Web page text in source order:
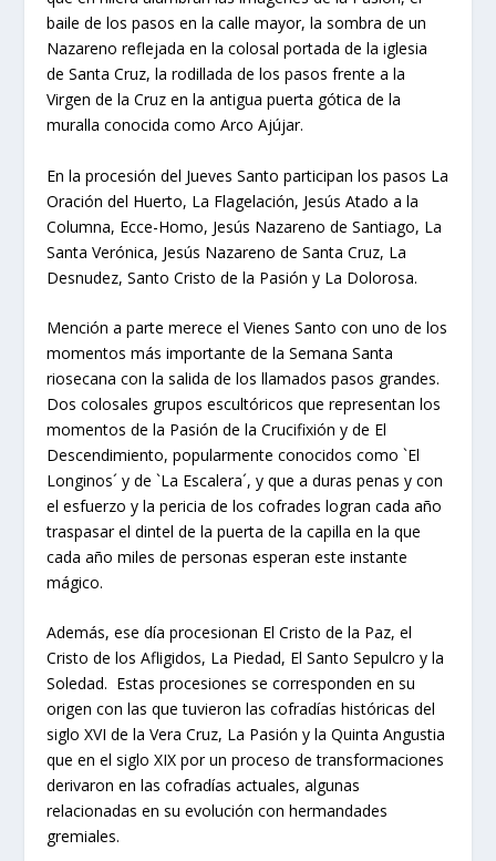
baile de los pasos en la calle mayor, la sombra de un
Nazareno reflejada en la colosal portada de la iglesia
de Santa Cruz, la rodillada de los pasos frente a la
Virgen de la Cruz en la antigua puerta gótica de la
muralla conocida como Arco Ajújar.
En la procesión del Jueves Santo participan los pasos La
Oración del Huerto, La Flagelación, Jesús Atado a la
Columna, Ecce-Homo, Jesús Nazareno de Santiago, La
Santa Verónica, Jesús Nazareno de Santa Cruz, La
Desnudez, Santo Cristo de la Pasión y La Dolorosa.
Mención a parte merece el Vienes Santo con uno de los
momentos más importante de la Semana Santa
riosecana con la salida de los llamados pasos grandes.
Dos colosales grupos escultóricos que representan los
momentos de la Pasión de la Crucifixión y de El
Descendimiento, popularmente conocidos como `El
Longinos´ y de `La Escalera´, y que a duras penas y con
el esfuerzo y la pericia de los cofrades logran cada año
traspasar el dintel de la puerta de la capilla en la que
cada año miles de personas esperan este instante
mágico.
Además, ese día procesionan El Cristo de la Paz, el
Cristo de los Afligidos, La Piedad, El Santo Sepulcro y la
Soledad. Estas procesiones se corresponden en su
origen con las que tuvieron las cofradías históricas del
siglo XVI de la Vera Cruz, La Pasión y la Quinta Angustia
que en el siglo XIX por un proceso de transformaciones
derivaron en las cofradías actuales, algunas
relacionadas en su evolución con hermandades
gremiales.